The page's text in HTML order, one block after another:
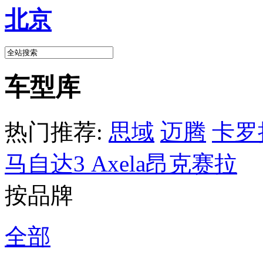
北京
车型库
热门推荐: 思域 迈腾 卡罗
马自达3 Axela昂克赛拉
按品牌
全部